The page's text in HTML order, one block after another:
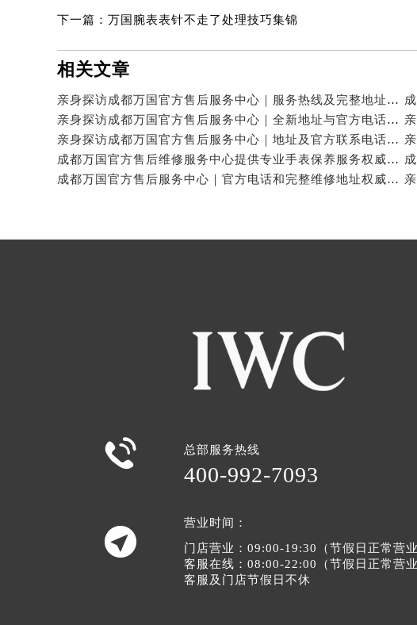
下一篇： 万国腕表表针不走了处理技巧集锦
相关文章
亲身探访成都万国官方售后服务中心｜服务热线及完整地址（2026年7月最新）
亲身探访成都万国官方售后服务中心｜全新地址与官方电话（2026年7月最新）
亲身探访成都万国官方售后服务中心｜地址及官方联系电话（2026年7月最新）
成都万国官方售后维修服务中心提供专业手表保养服务权威公示（2026年7月最新）
成都万国官方售后服务中心｜官方电话和完整维修地址权威信息公示（2026年7月最新）
 总部服务热线
400-992-7093

营业时间：
门店营业：09:00-19:30（节假日正常营业
客服在线：08:00-22:00（节假日正常营业
客服及门店节假日不休